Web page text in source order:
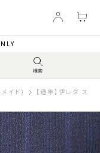
イド) 【通年】伊レダ ス